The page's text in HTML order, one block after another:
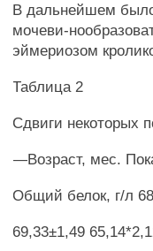
В дальнейшем было
мочеви-
эймериозом
Таблица 2
Сдвиги некоторых
—Возраст, мес.
Общий белок, г/л
69,33±1,49